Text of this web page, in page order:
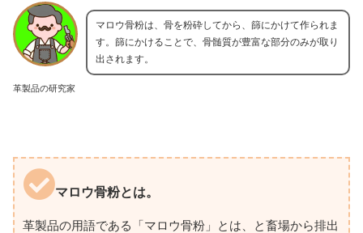
革製品の研究家
マロウ骨粉は、骨を粉砕してから、篩にかけて作られま
す。篩にかけることで、骨髄質が豊富な部分のみが取り
出されます。
マロウ骨粉とは。
革製品の用語である「マロウ骨粉」とは、と畜場から排出